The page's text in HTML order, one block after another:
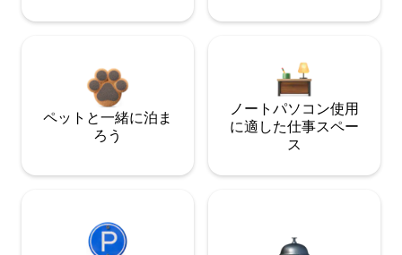
ペットと一緒に泊ま
ろう
ノートパソコン使用
に適した仕事スペー
ス